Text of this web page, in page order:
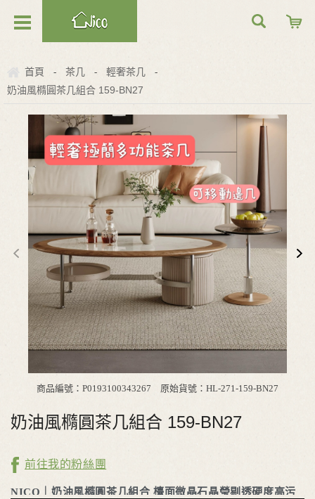
首頁 - 茶几 - 輕奢茶几 -
奶油風橢圓茶几組合 159-BN27
商品編號：P0193100343267 原始貨號：HL-271-159-BN27
奶油風橢圓茶几組合 159-BN27
前往我的粉絲團
NICO｜ 奶油風橢圓茶几組合 檯面微晶石晶瑩剔透硬度高污